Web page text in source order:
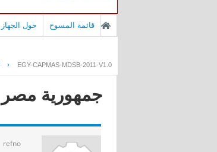
قائمة المسوح حول الجهاز
› EGY-CAPMAS-MDSB-2011-V1.0
جمهورية مصر
refno